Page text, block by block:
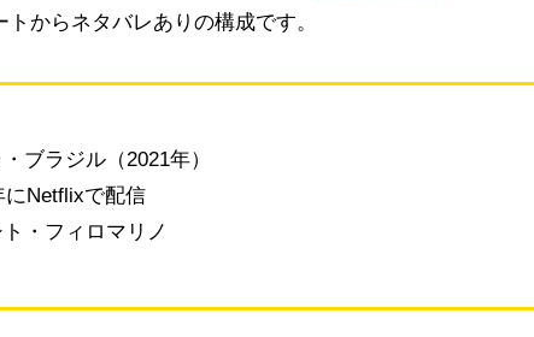
からネタバレありの構成です。
ブラジル（2021年）
にNetflixで配信
・フィロマリノ